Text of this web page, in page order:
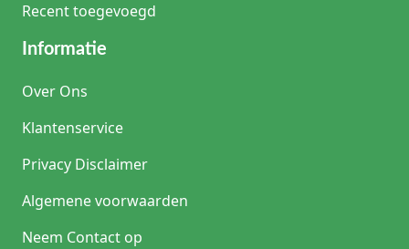
Recent toegevoegd
Informatie
Over Ons
Klantenservice
Privacy Disclaimer
Algemene voorwaarden
Neem Contact op